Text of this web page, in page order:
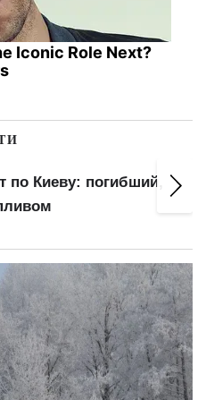
Iconic Role Next?
по Киеву: погибший,